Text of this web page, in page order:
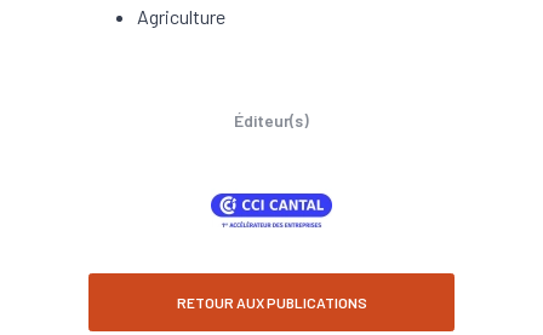
Agriculture
Éditeur(s)
RETOUR AUX PUBLICATIONS